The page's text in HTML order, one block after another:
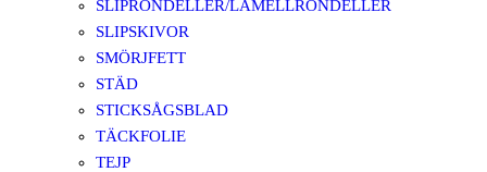
SLIPRONDELLER/LAMELLRONDELLER
SLIPSKIVOR
SMÖRJFETT
STÄD
STICKSÅGSBLAD
TÄCKFOLIE
TEJP